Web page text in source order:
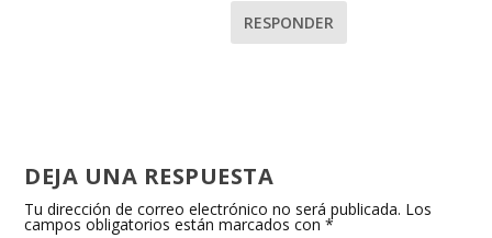
RESPONDER
DEJA UNA RESPUESTA
Tu dirección de correo electrónico no será publicada. Los
campos obligatorios están marcados con*